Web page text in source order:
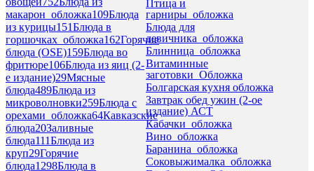
макарон_обложка109Блюда
из курицы151Блюда в
горшочках_обложка162Горячие
блюда (OSE)159Блюда во
фритюре106Блюда из яиц (2-
е издание)29Мясные
блюда489Блюда из
микроволновки259Блюда с
орехами_обложка64Кавказские
блюда20Заливные
блюда111Блюда из
круп29Горячие
блюда1298Блюда в
Птица и
гарниры_обложка
Блюда для
девичника_обложка
Блинница_обложка
Витаминные
заготовки_Обложка
Болгарская кухня обложка
Завтрак обед ужин (2-ое
издание) АСТ
Кабачки_обложка
Вино_обложка
Баранина_обложка
Соковыжималка_обложка